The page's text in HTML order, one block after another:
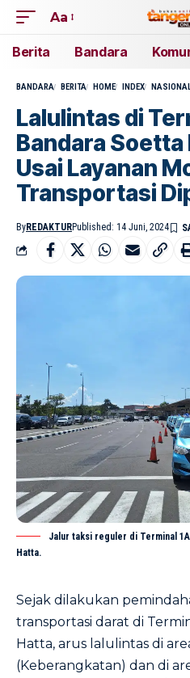
Aa
Berita Bandara
BANDARA BERITA HOME INDEX
Lalulintas di
Bandara Soetta
Usai Layanan
Transportasi
ByREDAKTURPublished: 14 Juni, 2024
Jalur taksi reguler di Terminal
Hatta.
Sejak dilakukan
transportasi darat di
Hatta, arus lalulintas di
(Keberangkatan) dan di